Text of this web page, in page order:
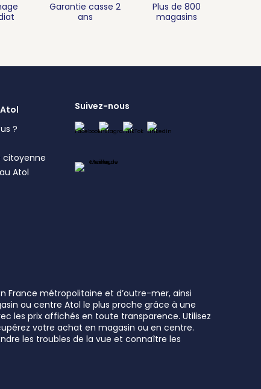
Garantie casse 2
ans
Plus de 800
magasins
?
citoyenne
Atol
Suivez-nous
France métropolitaine et d’outre-mer, ainsi
ou centre Atol le plus proche grâce à une
les prix affichés en toute transparence. Utilisez
votre achat en magasin ou en centre.
les troubles de la vue et connaître les